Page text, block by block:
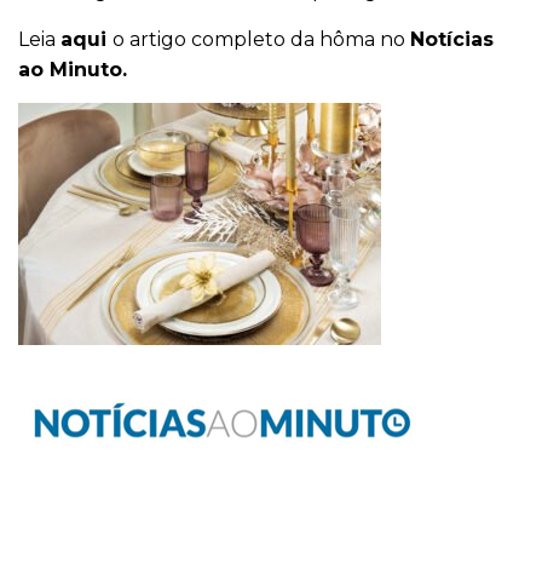
Leia aqui o artigo completo da hôma no Notícias
ao Minuto.